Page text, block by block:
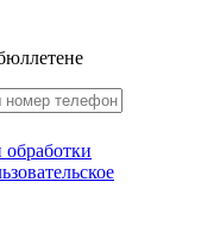
обработки